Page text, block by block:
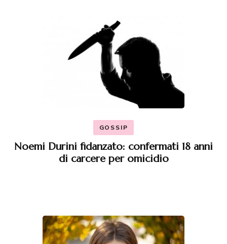
GOSSIP
Noemi Durini fidanzato: confermati 18 anni
di carcere per omicidio